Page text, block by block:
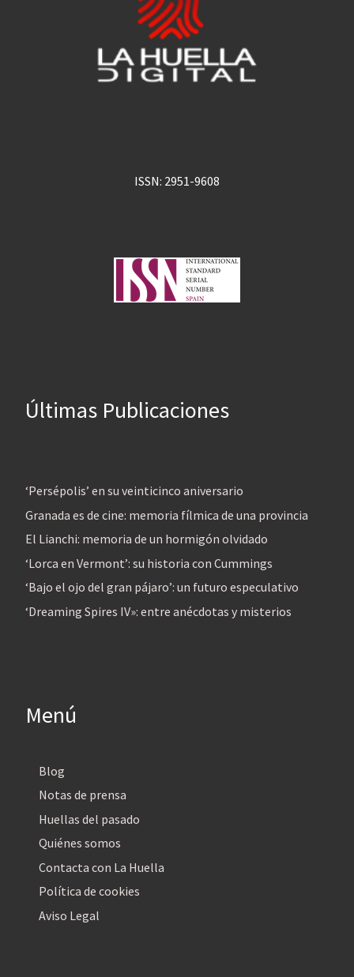
ISSN: 2951-9608
Últimas Publicaciones
‘Persépolis’ en su veinticinco aniversario
Granada es de cine: memoria fílmica de una provincia
El Lianchi: memoria de un hormigón olvidado
‘Lorca en Vermont’: su historia con Cummings
‘Bajo el ojo del gran pájaro’: un futuro especulativo
‘Dreaming Spires IV»: entre anécdotas y misterios
Menú
Blog
Notas de prensa
Huellas del pasado
Quiénes somos
Contacta con La Huella
Política de cookies
Aviso Legal